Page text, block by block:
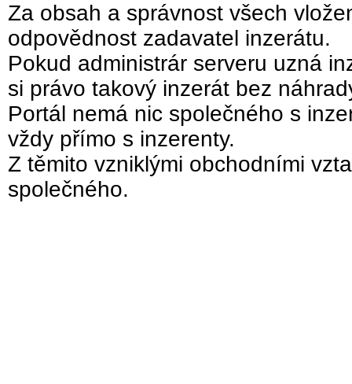
Za obsah a správnost všech
odpovědnost zadavatel inzerátu.
Pokud administrár serveru uzná
si právo takový inzerát bez
Portál nemá nic společného s
vždy přímo s inzerenty.
Z těmito vzniklými obchodními
společného.